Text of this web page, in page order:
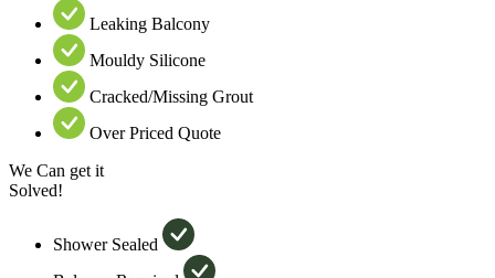
Leaking Balcony
Mouldy Silicone
Cracked/Missing Grout
Over Priced Quote
We Can get it
Solved!
Shower Sealed